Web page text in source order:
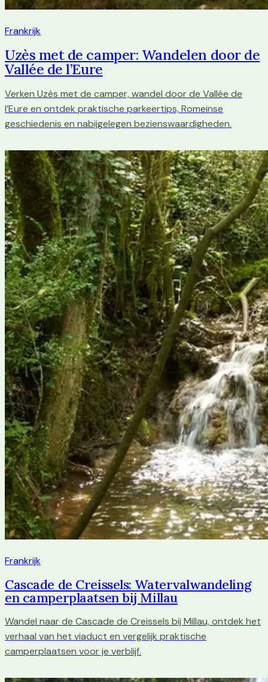
Frankrijk
Uzès met de camper: Wandelen door de
Vallée de l’Eure
Verken Uzès met de camper, wandel door de Vallée de
l’Eure en ontdek praktische parkeertips, Romeinse
geschiedenis en nabijgelegen bezienswaardigheden.
Frankrijk
Cascade de Creissels: Watervalwandeling
en camperplaatsen bij Millau
Wandel naar de Cascade de Creissels bij Millau, ontdek het
verhaal van het viaduct en vergelijk praktische
camperplaatsen voor je verblijf.